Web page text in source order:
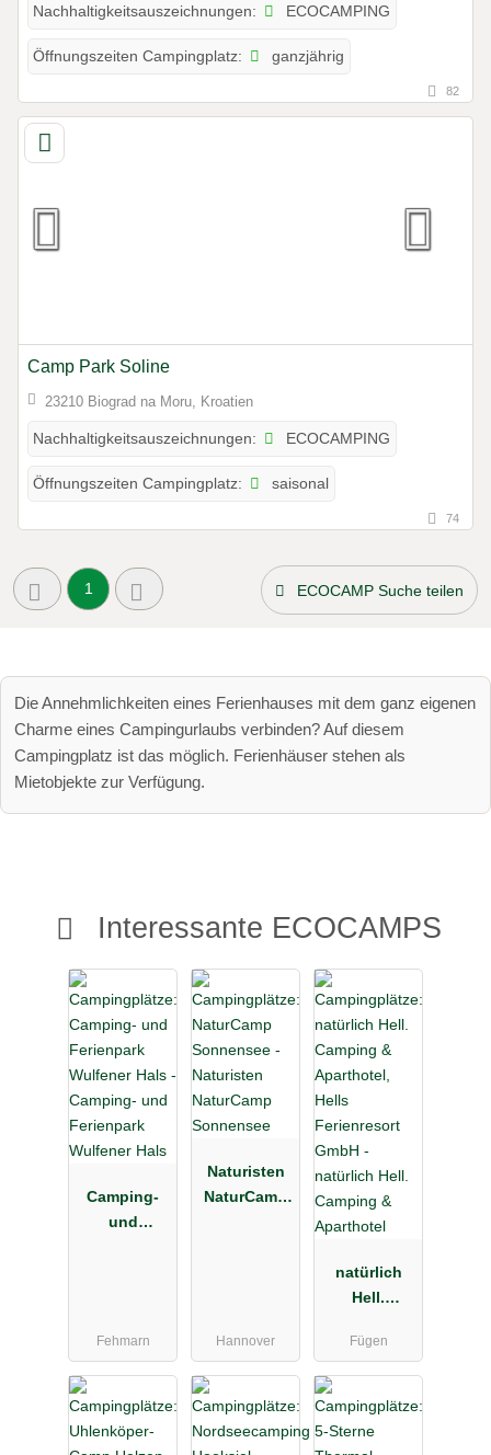
Nachhaltigkeitsauszeichnungen: ECOCAMPING
Öffnungszeiten Campingplatz: ganzjährig
82
Camp Park Soline
23210 Biograd na Moru, Kroatien
Nachhaltigkeitsauszeichnungen: ECOCAMPING
Öffnungszeiten Campingplatz: saisonal
74
1 ECOCAMP Suche teilen
Die Annehmlichkeiten eines Ferienhauses mit dem ganz eigenen
Charme eines Campingurlaubs verbinden? Auf diesem
Campingplatz ist das möglich. Ferienhäuser stehen als
Mietobjekte zur Verfügung.
Interessante ECOCAMPS
Camping-
und
Fehmarn
Naturisten
NaturCamp
Hannover
natürlich
Hell.
Aparthotel
Fügen